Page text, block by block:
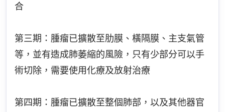
合
第三期：腫瘤已擴散至肋膜、橫隔膜、主支氣管
等，並有造成肺萎縮的風險，只有少部分可以手
術切除，需要使用化療及放射治療
第四期：腫瘤已擴散至整個肺部，以及其他器官